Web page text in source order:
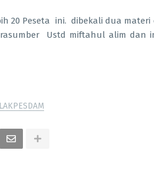
Peseta ini. dibekali dua materi
Ustd miftahul alim dan